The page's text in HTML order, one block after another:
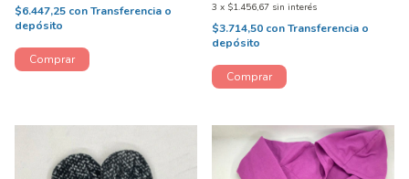
$6.447,25 conTransferencia o
depósito
3 x $1.456,67 sin interés
$3.714,50 conTransferencia o
depósito